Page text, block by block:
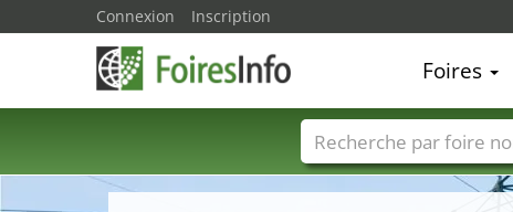
Connexion Inscription
Foires
Foire noms Pays